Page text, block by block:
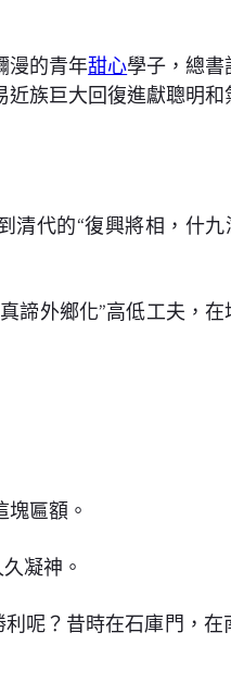
漫的青年甜心學子，總書
族巨大回復進獻聰明和
清代的“復興將相，什
諦外鄉化”高低工夫，
匾額。
凝神。
呢？昔時在石庫門，